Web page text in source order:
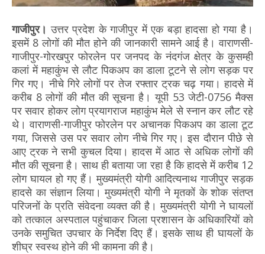
गाजीपुर।उत्तर प्रदेश के गाजीपुर में एक बड़ा हादसा हो गया है।
इसमें 8 लोगों की मौत होने की जानकारी सामने आई है। वाराणसी-
गाजीपुर-गोरखपुर फोरलेन पर जनपद के नंदगंज क्षेत्र के कुसम्ही
कलां में महाकुंभ से लौट पिकअप का डाला टूटने से लोग सड़क पर
गिर गए। नीचे गिरे लोगों पर तेज रफ्तार ट्रक चढ़ गया। हादसे में
करीब 8 लोगों की मौत की सूचना है। यूपी 53 जेटी-0756 मैक्स
पर सवार होकर लोग प्रयागराज महाकुंभ मेले से स्नान कर लौट रहे
थे। वाराणसी-गाजीपुर फोरलेन पर अचानक पिकअप का डाला टूट
गया, जिससे उस पर सवार लोग नीचे गिर गए। इस दौरान पीछे से
आए ट्रक ने सभी कुचल दिया। हादस में आठ से अधिक लोगों की
मौत की सूचना है। साथ ही बताया जा रहा है कि हादसे में करीब 12
लोग घायल हो गए हैं। मुख्यमंत्री योगी आदित्यनाथ गाजीपुर सड़क
हादसे का संज्ञान लिया। मुख्यमंत्री योगी ने मृतकों के शोक संतप्त
परिजनों के प्रति संवेदना व्यक्त की है। मुख्यमंत्री योगी ने घायलों
को तत्काल अस्पताल पहुंचाकर जिला प्रशासन के अधिकारियों को
उनके समुचित उपचार के निर्देश दिए हैं। इसके साथ ही घायलों के
शीघ्र स्वस्थ होने की भी कामना की है।